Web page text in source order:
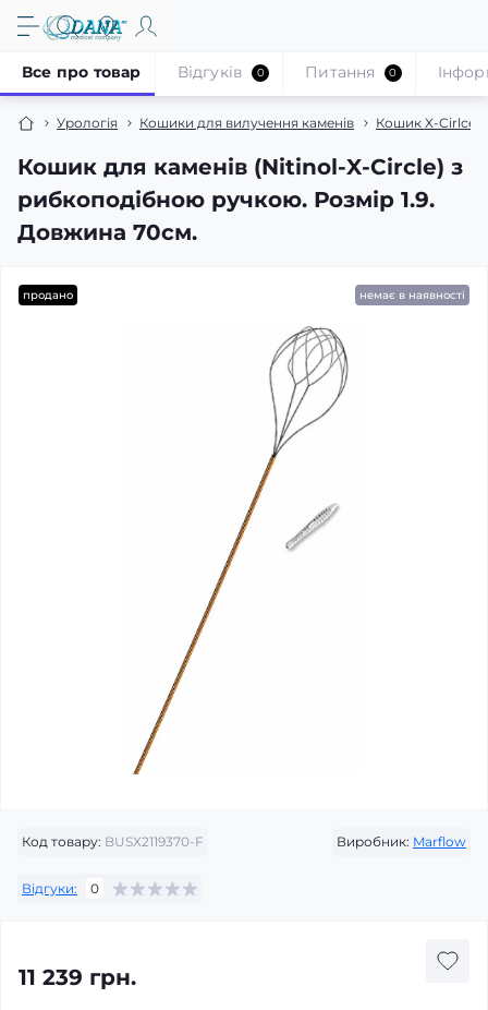
Урологія Кошики для вилучення каменів Кошик X-Cirlce
Кошик для каменів (Nitinol-X-Circle) з
рибкоподібною ручкою. Розмір 1.9.
Довжина 70см.
Все про товар Відгуків 0 Питання 0
продано немає в наявності
Код товару: BUSX2119370-F Виробник: Marflow
Відгуки: 0
11 239 грн.